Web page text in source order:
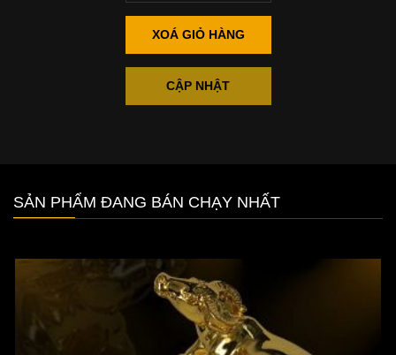
XOÁ GIỎ HÀNG
CẬP NHẬT
SẢN PHẨM ĐANG BÁN CHẠY NHẤT